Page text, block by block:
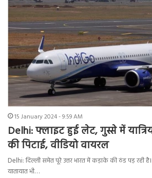
15 January 2024 - 9:59 AM
Delhi: फ्लाइट हुई लेट, गुस्से में
की पिटाई, वीडियो वायरल
Delhi: दिल्ली समेत पूरे उत्तर भारत में कड़ाके की ठंड पड़ रही
यातायात भी…